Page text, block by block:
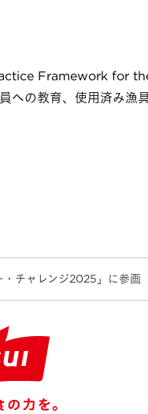
Framework for
への教育、使用済み漁
チャレンジ2025」に参画